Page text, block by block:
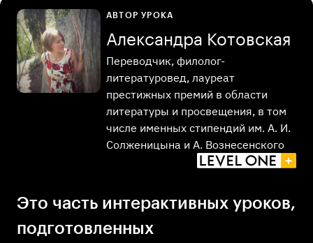
Это часть интерактивных уроков,
подготовленных
АВТОР УРОКА
Александра Котовская
Переводчик, филолог-
литературовед, лауреат
престижных премий в области
литературы и просвещения, в том
числе именных стипендий им. А. И.
Солженицына и А. Вознесенского